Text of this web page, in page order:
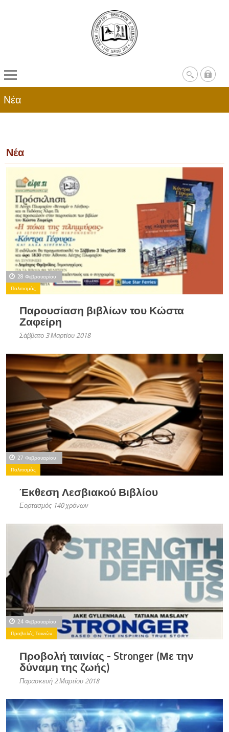
Νέα
Νέα
28 Φεβρουαρίου
Πολιτισμός
Παρουσίαση βιβλίων του Κώστα
Ζαφείρη
Σάββατο 3 Μαρτίου 2018
27 Φεβρουαρίου
Πολιτισμός
Έκθεση Λεσβιακού Βιβλίου
Εορτασμός 140 χρόνων
24 Φεβρουαρίου
Προβολές Ταινιών
Προβολή ταινίας - Stronger (Με την
δύναμη της ζωής)
Παρασκευή 2 Μαρτίου 2018